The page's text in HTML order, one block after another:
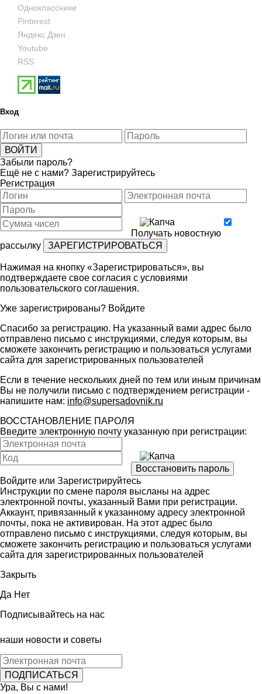
Одноклассники
Pinterest
Яндекс Дзен
Youtube
RSS
Вход
Забыли пароль?
Ещё не с нами? Зарегистрируйтесь
Регистрация
Получать новостную
рассылку
Нажимая на кнопку «Зарегистрироваться», вы
подтверждаете свое согласия с условиями
пользовательского соглашения.
Уже зарегистрированы? Войдите
Спасибо за регистрацию. На указанный вами адрес было
отправлено письмо с инструкциями, следуя которым, вы
сможете закончить регистрацию и пользоваться услугами
сайта для зарегистрированных пользователей
Если в течение нескольких дней по тем или иным причинам
Вы не получили письмо с подтверждением регистрации -
напишите нам: info@supersadovnik.ru
ВОССТАНОВЛЕНИЕ ПАРОЛЯ
Введите электронную почту указанную при регистрации:
Войдите или Зарегистрируйтесь
Инструкции по смене пароля высланы на адрес
электронной почты, указанный Вами при регистрации.
Аккаунт, привязанный к указанному адресу электронной
почты, пока не активирован. На этот адрес было
отправлено письмо с инструкциями, следуя которым, вы
сможете закончить регистрацию и пользоваться услугами
сайта для зарегистрированных пользователей
Закрыть
Да Нет
Подписывайтесь на нас
наши новости и советы
Ура, Вы с нами!